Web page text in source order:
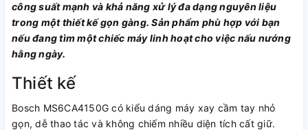
công suất mạnh và khả năng xử lý đa dạng nguyên liệu
trong một thiết kế gọn gàng. Sản phẩm phù hợp với bạn
nếu đang tìm một chiếc máy linh hoạt cho việc nấu nướng
hằng ngày.
Thiết kế
Bosch MS6CA4150G có kiểu dáng máy xay cầm tay nhỏ
gọn, dễ thao tác và không chiếm nhiều diện tích cất giữ.